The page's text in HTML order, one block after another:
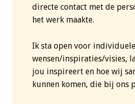
directe contact met de
het werk maakte.
Ik sta open voor individuele
wensen/inspiraties/visies,
jou inspireert en hoe wij
kunnen komen, die bij ons